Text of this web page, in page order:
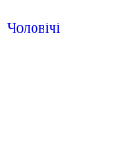
Чоловічі